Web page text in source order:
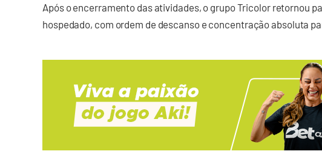
Após o encerramento das atividades, o grupo Tricolor retornou
hospedado, com ordem de descanso e concentração absoluta